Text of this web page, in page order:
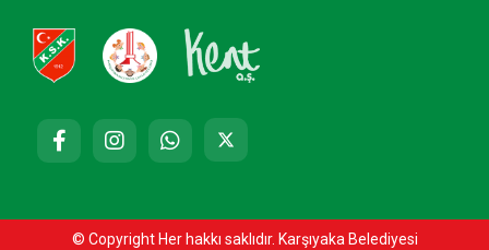
© Copyright Her hakkı saklıdır. Karşıyaka Belediyesi